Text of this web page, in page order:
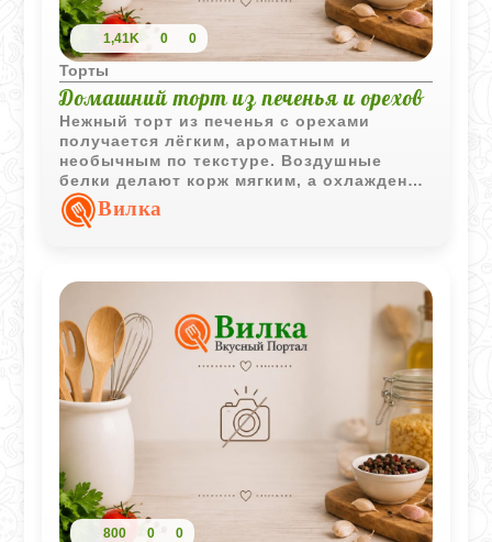
1,41K 0 0
Торты
Домашний торт из печенья и орехов
Нежный торт из печенья с орехами
получается лёгким, ароматным и
необычным по текстуре. Воздушные
белки делают корж мягким, а охлаждение
помогает десерту стать более плотным и
насыщенным.
Вилка
800 0 0